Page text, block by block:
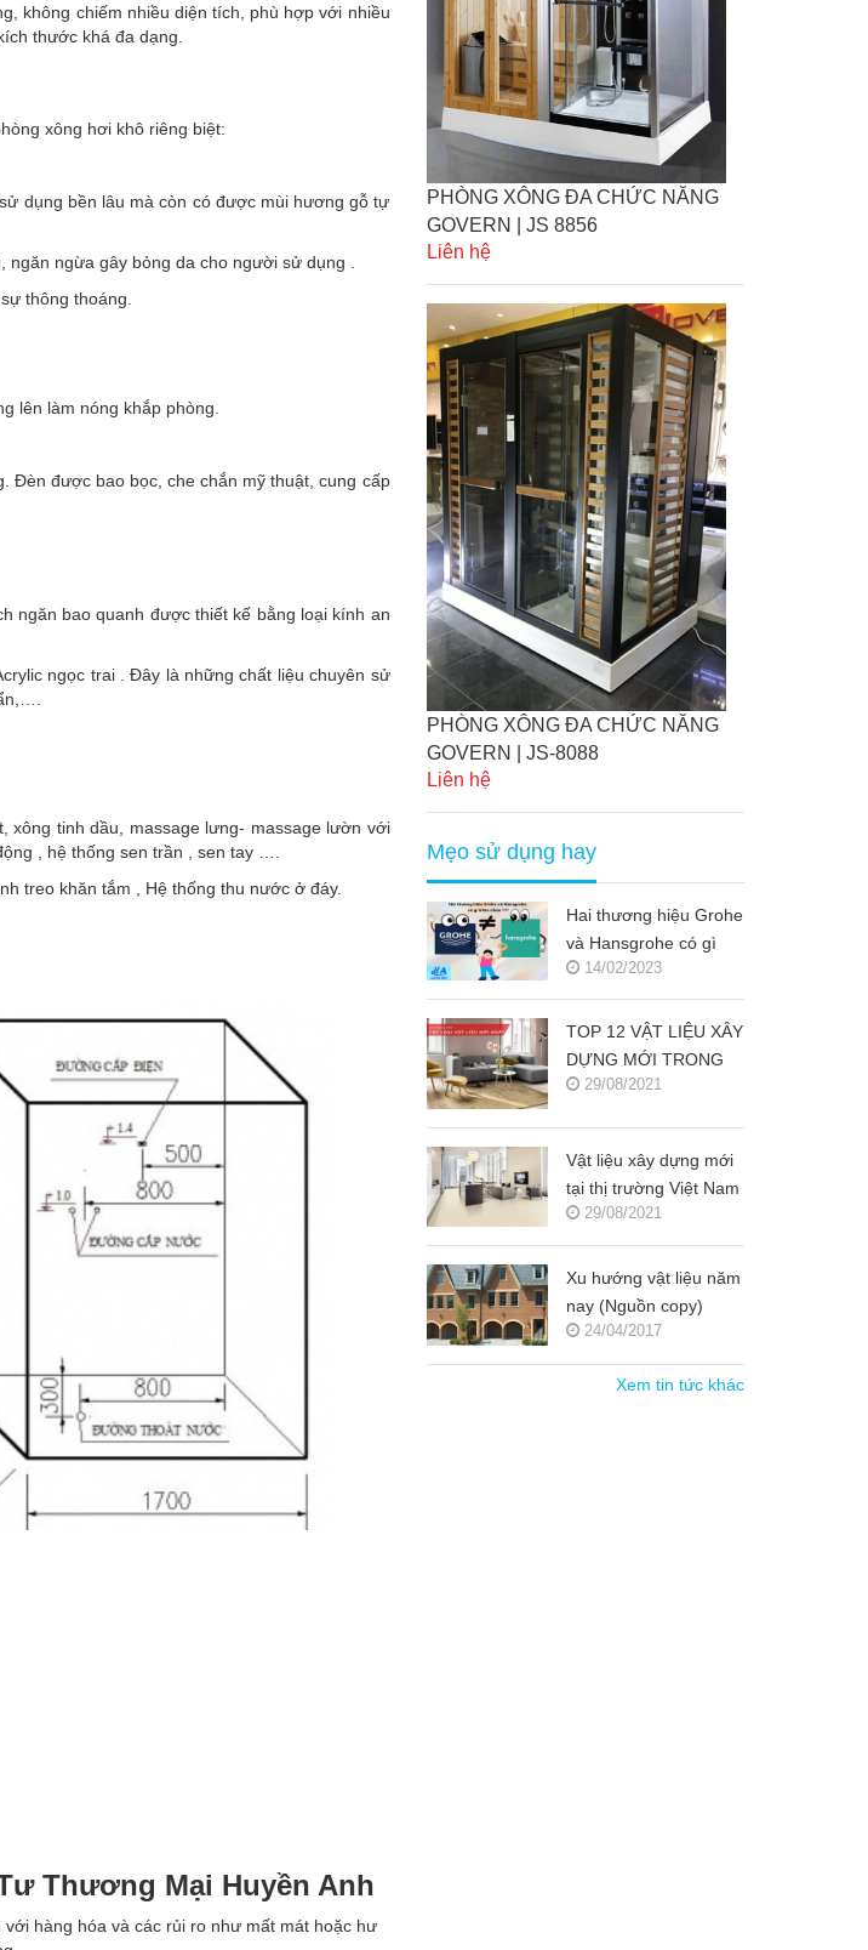
không chiếm nhiều diện tích, phù hợp với nhiều
thước khá đa dạng.
xông hơi khô riêng biệt:
dụng bền lâu mà còn có được mùi hương gỗ tự
ngăn ngừa gây bỏng da cho người sử dụng .
thông thoáng.
lên làm nóng khắp phòng.
Đèn được bao bọc, che chắn mỹ thuật, cung cấp
ngăn bao quanh được thiết kế bằng loại kính an
ngọc trai . Đây là những chất liệu chuyên sử
xông tinh dầu, massage lưng- massage lườn với
, hệ thống sen trần , sen tay ….
treo khăn tắm , Hệ thống thu nước ở đáy.
Thương Mại Huyền Anh
hàng hóa và các rủi ro như mất mát hoặc hư
PHÒNG XÔNG ĐA CHỨC NĂNG
GOVERN | JS 8856
Liên hệ
PHÒNG XÔNG ĐA CHỨC NĂNG
GOVERN | JS-8088
Liên hệ
Mẹo sử dụng hay
Hai thương hiệu Grohe
và Hansgrohe có gì
khác nhau ???
14/02/2023
TOP 12 VẬT LIỆU XÂY
DỰNG MỚI TRONG
KIẾN TRÚC 2021-
29/08/2021
Vật liệu xây dựng mới
tại thị trường Việt Nam
(Nguồn copy)
29/08/2021
Xu hướng vật liệu năm
nay (Nguồn copy)
24/04/2017
Xem tin tức khác